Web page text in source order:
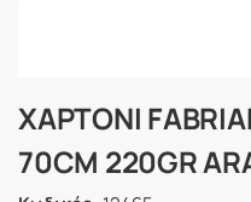
ΧΑΡΤΟΝΙ
70CM 220GR